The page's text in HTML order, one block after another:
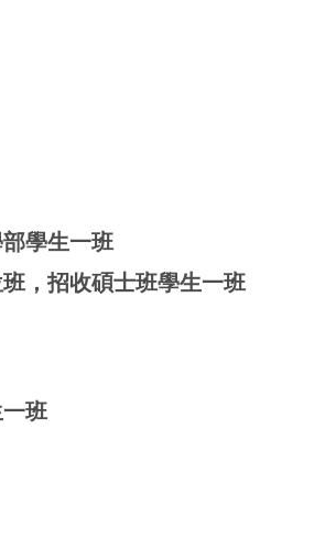
學生一班
，招收碩士班學生一班
班